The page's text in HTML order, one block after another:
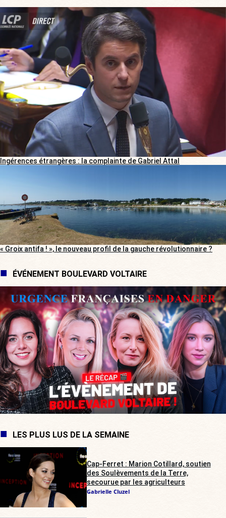
Ingérences étrangères : la complainte de Gabriel Attal
« Groix antifa ! », le nouveau profil de la gauche révolutionnaire ?
ÉVÉNEMENT BOULEVARD VOLTAIRE
LES PLUS LUS DE LA SEMAINE
Cap-Ferret : Marion Cotillard, soutien
des Soulèvements de la Terre,
secourue par les agriculteurs
Gabrielle Cluzel